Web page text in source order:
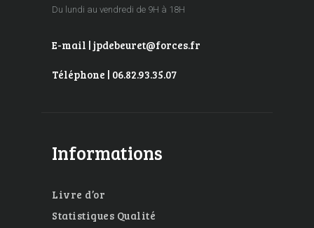
Du lundi au vendredi de 9H à 18H
E-mail | jpdebeuret@forces.fr
Téléphone | 06.82.93.35.07
Informations
Livre d’or
Statistiques Qualité